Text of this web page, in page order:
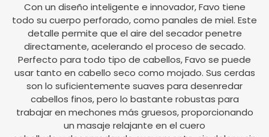
Con un diseño inteligente e innovador, Favo tiene
todo su cuerpo perforado, como panales de miel. Este
detalle permite que el aire del secador penetre
directamente, acelerando el proceso de secado.
Perfecto para todo tipo de cabellos, Favo se puede
usar tanto en cabello seco como mojado. Sus cerdas
son lo suficientemente suaves para desenredar
cabellos finos, pero lo bastante robustas para
trabajar en mechones más gruesos, proporcionando
un masaje relajante en el cuero